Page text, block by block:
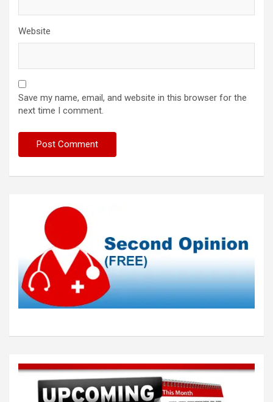
Website
Save my name, email, and website in this browser for the
next time I comment.